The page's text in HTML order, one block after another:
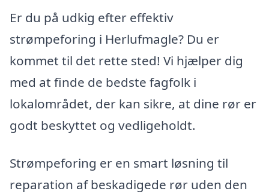
Er du på udkig efter effektiv
strømpeforing i Herlufmagle? Du er
kommet til det rette sted! Vi hjælper dig
med at finde de bedste fagfolk i
lokalområdet, der kan sikre, at dine rør er
godt beskyttet og vedligeholdt.
Strømpeforing er en smart løsning til
reparation af beskadigede rør uden den